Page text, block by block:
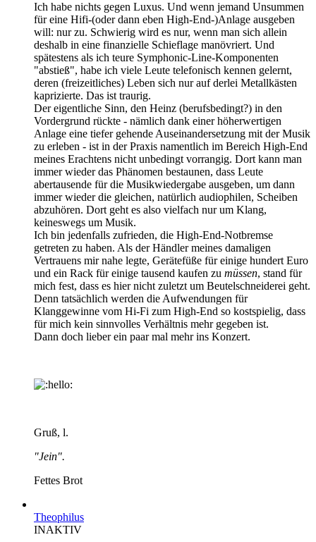
Ich habe nichts gegen Luxus. Und wenn jemand Unsummen
für eine Hifi-(oder dann eben High-End-)Anlage ausgeben
will: nur zu. Schwierig wird es nur, wenn man sich allein
deshalb in eine finanzielle Schieflage manövriert. Und
spätestens als ich teure Symphonic-Line-Komponenten
"abstieß", habe ich viele Leute telefonisch kennen gelernt,
deren (freizeitliches) Leben sich nur auf derlei Metallkästen
kaprizierte. Das ist traurig.
Der eigentliche Sinn, den Heinz (berufsbedingt?) in den
Vordergrund rückte - nämlich dank einer höherwertigen
Anlage eine tiefer gehende Auseinandersetzung mit der Musik
zu erleben - ist in der Praxis namentlich im Bereich High-End
meines Erachtens nicht unbedingt vorrangig. Dort kann man
immer wieder das Phänomen bestaunen, dass Leute
abertausende für die Musikwiedergabe ausgeben, um dann
immer wieder die gleichen, natürlich audiophilen, Scheiben
abzuhören. Dort geht es also vielfach nur um Klang,
keineswegs um Musik.
Ich bin jedenfalls zufrieden, die High-End-Notbremse
getreten zu haben. Als der Händler meines damaligen
Vertrauens mir nahe legte, Gerätefüße für einige hundert Euro
und ein Rack für einige tausend kaufen zu müssen, stand für
mich fest, dass es hier nicht zuletzt um Beutelschneiderei geht.
Denn tatsächlich werden die Aufwendungen für
Klanggewinne vom Hi-Fi zum High-End so kostspielig, dass
für mich kein sinnvolles Verhältnis mehr gegeben ist.
Dann doch lieber ein paar mal mehr ins Konzert.
Gruß, l.
"Jein".
Fettes Brot
Theophilus
INAKTIV